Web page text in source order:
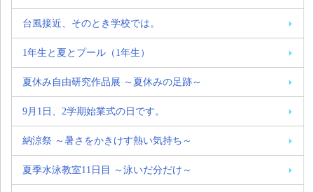
台風接近、そのとき学校では。
1年生と夏とプール（1年生）
夏休み自由研究作品展 ～夏休みの足跡～
9月1日、2学期始業式の日です。
納涼祭 ～暑さをかきけす熱い気持ち～
夏季水泳教室11日目 ～泳いだ分だけ～